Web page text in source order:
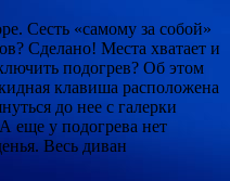
Сесть «самому за собой»
Сделано! Места хватает и
подогрев? Об этом
клавиша расположена
до нее с галерки
еще у подогрева нет
Весь диван